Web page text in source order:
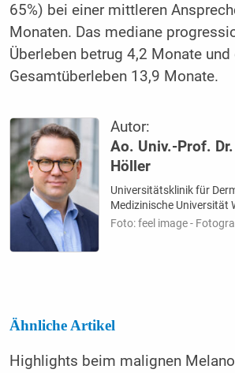
65%) bei einer mittleren
Monaten. Das mediane
Überleben betrug 4,2 Monate und
Gesamtüberleben 13,9 Monate.
Autor:
Ao. Univ.-Prof.
Höller
Universitätsklinik für
Medizinische Universität
Foto: feel image -
Ähnliche Artikel
Highlights beim malignen